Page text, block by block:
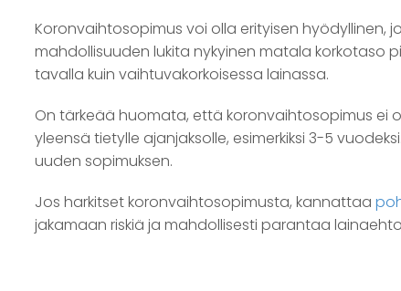
Koronvaihtosopimus voi olla erityisen hyödyllinen,
mahdollisuuden lukita nykyinen matala korkotaso
tavalla kuin vaihtuvakorkoisessa lainassa.
On tärkeää huomata, että koronvaihtosopimus ei
yleensä tietylle ajanjaksolle, esimerkiksi 3-5
uuden sopimuksen.
Jos harkitset koronvaihtosopimusta, kannattaa
jakamaan riskiä ja mahdollisesti parantaa